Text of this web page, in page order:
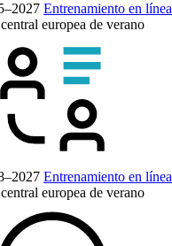
Entrenamiento en línea
europea de verano
Entrenamiento en línea
europea de verano